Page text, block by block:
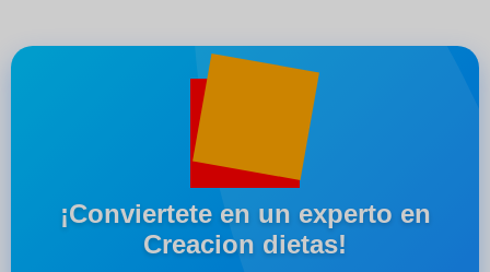
¡Conviertete en un experto en
Creacion dietas!